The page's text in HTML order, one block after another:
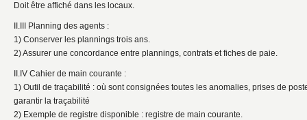
Doit être affiché dans les locaux.
II.III Planning des agents :
1) Conserver les plannings trois ans.
2) Assurer une concordance entre plannings, contrats et fiches de paie.
II.IV Cahier de main courante :
1) Outil de traçabilité : où sont consignées toutes les anomalies, prises de
garantir la traçabilité
2) Exemple de registre disponible : registre de main courante.